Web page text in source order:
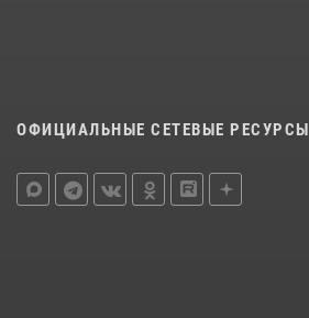
ОФИЦИАЛЬНЫЕ СЕТЕВЫЕ РЕСУРСЫ